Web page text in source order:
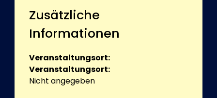
Zusätzliche
Informationen
Veranstaltungsort:
Veranstaltungsort:
Nicht angegeben